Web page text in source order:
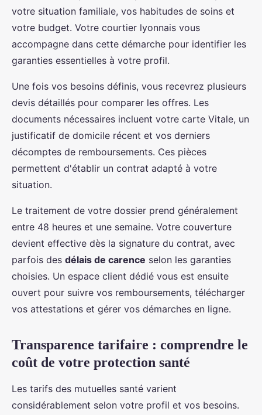
votre situation familiale, vos habitudes de soins et
votre budget. Votre courtier lyonnais vous
accompagne dans cette démarche pour identifier les
garanties essentielles à votre profil.
Une fois vos besoins définis, vous recevrez plusieurs
devis détaillés pour comparer les offres. Les
documents nécessaires incluent votre carte Vitale, un
justificatif de domicile récent et vos derniers
décomptes de remboursements. Ces pièces
permettent d'établir un contrat adapté à votre
situation.
Le traitement de votre dossier prend généralement
entre 48 heures et une semaine. Votre couverture
devient effective dès la signature du contrat, avec
parfois des délais de carence selon les garanties
choisies. Un espace client dédié vous est ensuite
ouvert pour suivre vos remboursements, télécharger
vos attestations et gérer vos démarches en ligne.
Transparence tarifaire : comprendre le
coût de votre protection santé
Les tarifs des mutuelles santé varient
considérablement selon votre profil et vos besoins.